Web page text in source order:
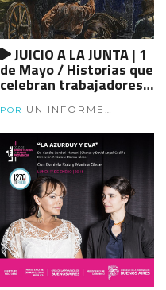
JUICIO A LA JUNTA | 1
de Mayo / Historias que
celebran trabajadores -
POR
UN INFORME